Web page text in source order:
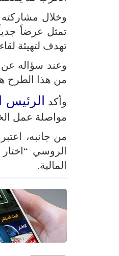
وخلال
تمثل عرضاً
تهدف لتهيئة
وعند سؤاله عن
من هذا الطرح
وأكد
مواصلة عمل
من جانبه،
الروسي
المالية.